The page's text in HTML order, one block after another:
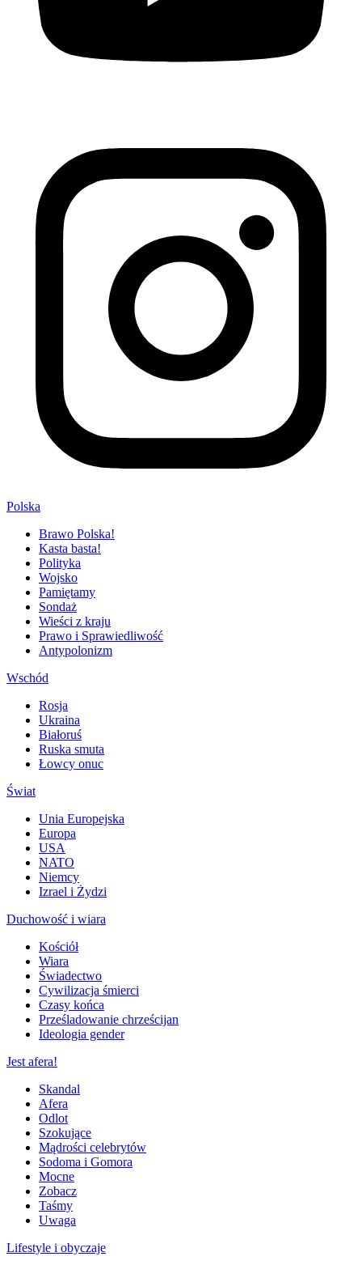
Polska
Brawo Polska!
Kasta basta!
Polityka
Wojsko
Pamiętamy
Sondaż
Wieści z kraju
Prawo i Sprawiedliwość
Antypolonizm
Wschód
Rosja
Ukraina
Białoruś
Ruska smuta
Łowcy onuc
Świat
Unia Europejska
Europa
USA
NATO
Niemcy
Izrael i Żydzi
Duchowość i wiara
Kościół
Wiara
Świadectwo
Cywilizacja śmierci
Czasy końca
Prześladowanie chrześcijan
Ideologia gender
Jest afera!
Skandal
Afera
Odlot
Szokujące
Mądrości celebrytów
Sodoma i Gomora
Mocne
Zobacz
Taśmy
Uwaga
Lifestyle i obyczaje